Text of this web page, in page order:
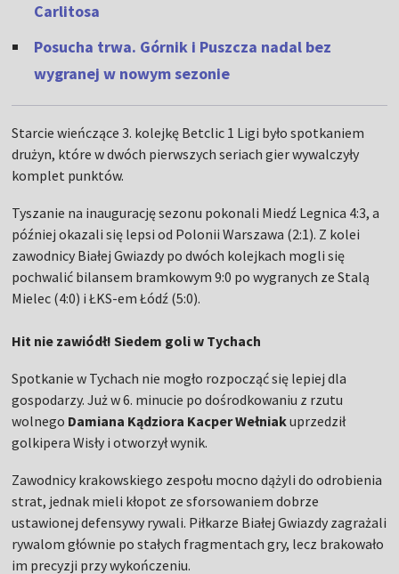
Carlitosa
Posucha trwa. Górnik i Puszcza nadal bez
wygranej w nowym sezonie
Starcie wieńczące 3. kolejkę Betclic 1 Ligi było spotkaniem
drużyn, które w dwóch pierwszych seriach gier wywalczyły
komplet punktów.
Tyszanie na inaugurację sezonu pokonali Miedź Legnica 4:3, a
później okazali się lepsi od Polonii Warszawa (2:1). Z kolei
zawodnicy Białej Gwiazdy po dwóch kolejkach mogli się
pochwalić bilansem bramkowym 9:0 po wygranych ze Stalą
Mielec (4:0) i ŁKS-em Łódź (5:0).
Hit nie zawiódł! Siedem goli w Tychach
Spotkanie w Tychach nie mogło rozpocząć się lepiej dla
gospodarzy. Już w 6. minucie po dośrodkowaniu z rzutu
wolnego Damiana Kądziora Kacper Wełniakuprzedził
golkipera Wisły i otworzył wynik.
Zawodnicy krakowskiego zespołu mocno dążyli do odrobienia
strat, jednak mieli kłopot ze sforsowaniem dobrze
ustawionej defensywy rywali. Piłkarze Białej Gwiazdy zagrażali
rywalom głównie po stałych fragmentach gry, lecz brakowało
im precyzji przy wykończeniu.